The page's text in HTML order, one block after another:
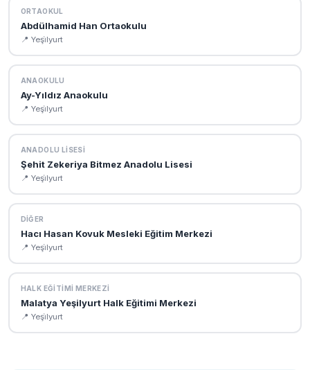
ORTAOKUL
Abdülhamid Han Ortaokulu
📍 Yeşi̇lyurt
ANAOKULU
Ay-Yıldız Anaokulu
📍 Yeşi̇lyurt
ANADOLU LISESI
Şehit Zekeriya Bitmez Anadolu Lisesi
📍 Yeşi̇lyurt
DIĞER
Hacı Hasan Kovuk Mesleki Eğitim Merkezi
📍 Yeşi̇lyurt
HALK EĞITIMI MERKEZI
Malatya Yeşilyurt Halk Eğitimi Merkezi
📍 Yeşi̇lyurt